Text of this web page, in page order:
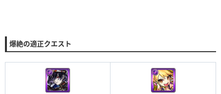
爆絶の適正クエスト